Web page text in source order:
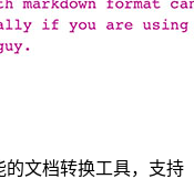
的文档转换工具，支持